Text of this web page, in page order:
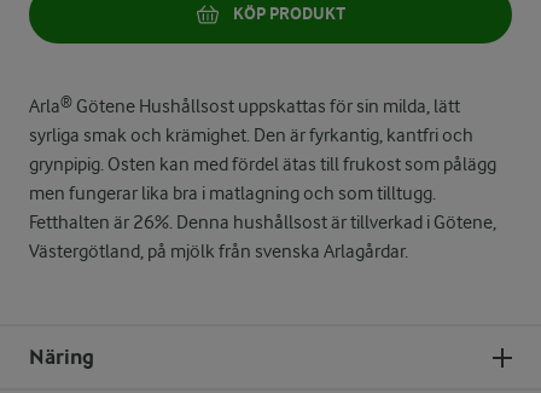
KÖP PRODUKT
Arla® Götene Hushållsost uppskattas för sin milda, lätt
syrliga smak och krämighet. Den är fyrkantig, kantfri och
grynpipig. Osten kan med fördel ätas till frukost som pålägg
men fungerar lika bra i matlagning och som tilltugg.
Fetthalten är 26%. Denna hushållsost är tillverkad i Götene,
Västergötland, på mjölk från svenska Arlagårdar.
Näring